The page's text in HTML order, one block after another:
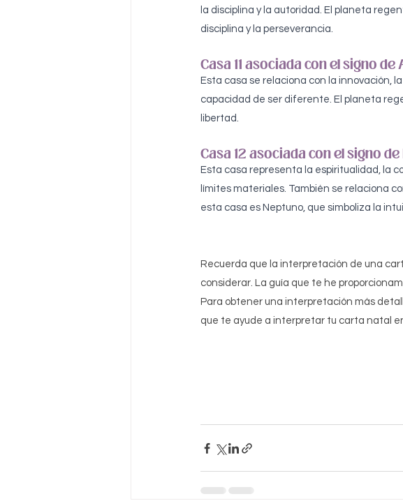
la disciplina y la autoridad. El planeta
disciplina y la perseverancia.
Casa 11 asociada con el signo de
Esta casa se relaciona con la innovación,
capacidad de ser diferente. El planeta
libertad.
Casa 12 asociada con el signo
Esta casa representa la espiritualidad, la
límites materiales. También se relaciona
esta casa es Neptuno, que simboliza la
Recuerda que la interpretación de una
considerar. La guía que te he
Para obtener una interpretación más
que te ayude a interpretar tu carta natal